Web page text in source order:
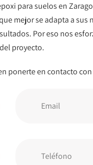
para suelos en
mejor se adapta a sus
Por eso nos
proyecto.
ponerte en contacto